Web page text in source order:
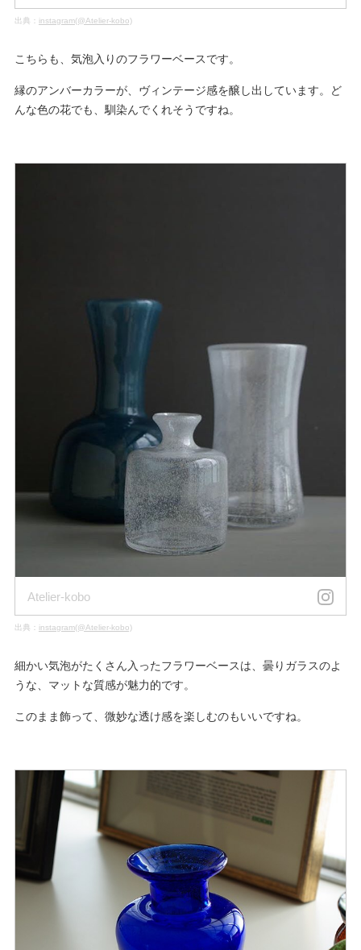
出典： instagram(@Atelier-kobo)
こちらも、気泡入りのフラワーベースです。
縁のアンバーカラーが、ヴィンテージ感を醸し出しています。ど
んな色の花でも、馴染んでくれそうですね。
Atelier-kobo
出典： instagram(@Atelier-kobo)
細かい気泡がたくさん入ったフラワーベースは、曇りガラスのよ
うな、マットな質感が魅力的です。
このまま飾って、微妙な透け感を楽しむのもいいですね。